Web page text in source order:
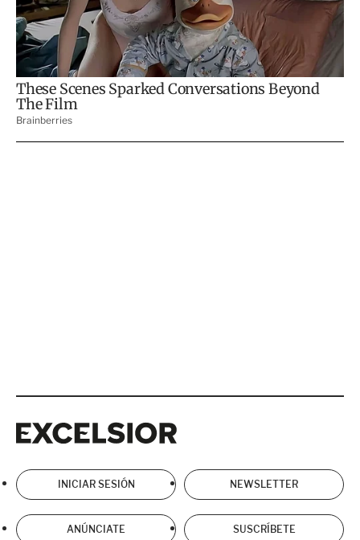
INICIAR SESIÓN NEWSLETTER
ANÚNCIATE SUSCRÍBETE